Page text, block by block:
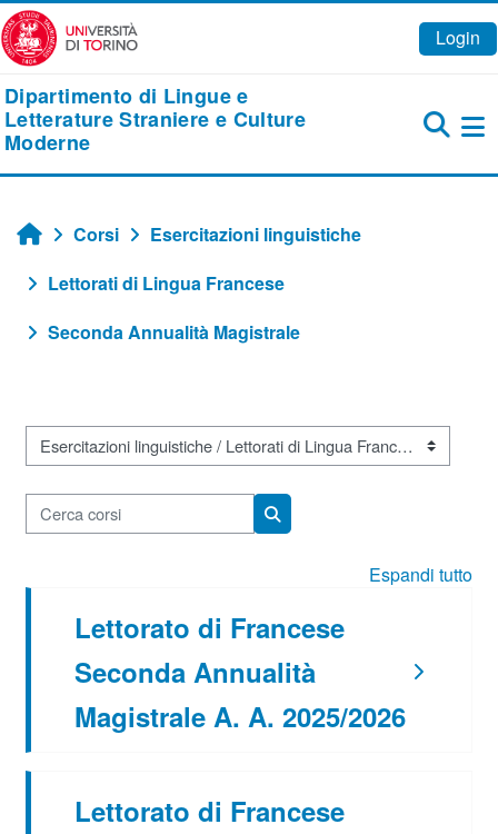
Vai al contenuto principale
Login
Dipartimento di Lingue e
Letterature Straniere e Culture
Moderne
Home
Corsi
Esercitazioni linguistiche
Lettorati di Lingua Francese
Seconda Annualità Magistrale
Categorie di corso
Cerca corsi
Cerca corsi
Espandi tutto
Lettorato di Francese
Seconda Annualità
Magistrale A. A. 2025/2026
Lettorato di Francese